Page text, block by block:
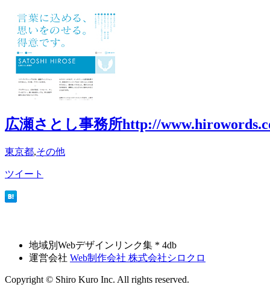
広瀬さとし事務所http://
東京都,その他
ツイート
地域別Webデザインリンク集 * 4db
運営会社 Web制作会社 株式会社シロクロ
Copyright © Shiro Kuro Inc. All rights reserved.